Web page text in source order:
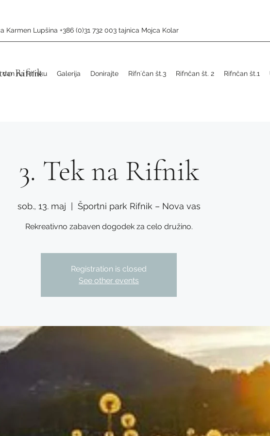
Karmen Lupšina +386 (0)31 732 003 tajnica Mojca Kolar
Rifnik
dan na Rifniku Galerija Donirajte Rifn´čan št.3 Rifnčan št. 2 Rifnčan št.1
3. Tek na Rifnik
sob., 13. maj Športni park Rifnik – Nova vas
Rekreativno zabaven dogodek za celo družino.
Registration is closed
See other events